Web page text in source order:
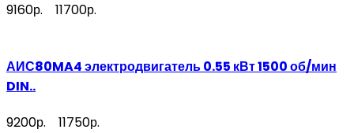
9160р. 11700р.
АИС80MA4 электродвигатель 0.55 кВт 1500 об/мин
DIN..
9200р. 11750р.